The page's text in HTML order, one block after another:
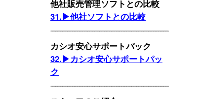
他社販売管理ソフトとの比較
31.▶他社ソフトとの比較
カシオ安心サポートパック
32.▶カシオ安心サポートパッ
ク